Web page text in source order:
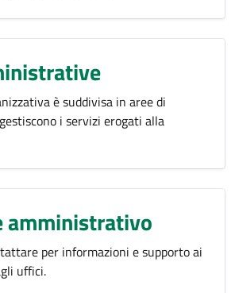
è suddivisa in aree di
i servizi erogati alla
amministrativo
per informazioni e supporto ai
uffici.